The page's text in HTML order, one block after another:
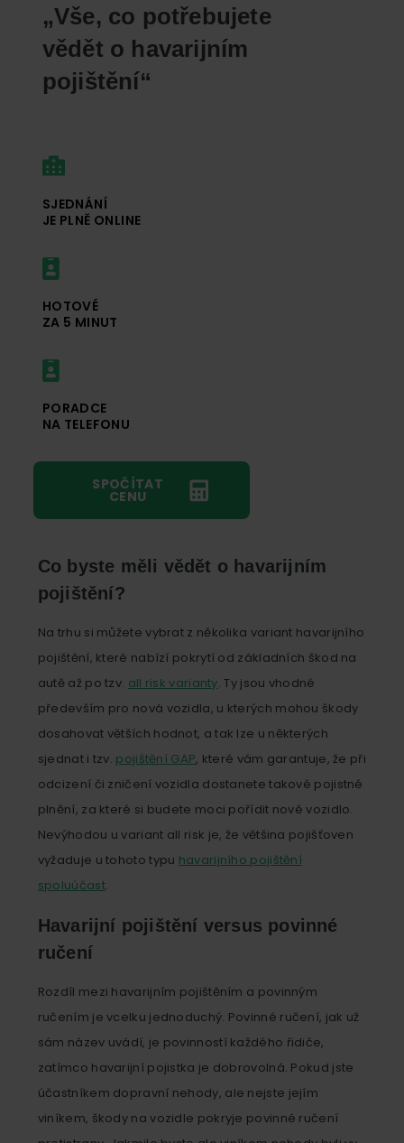
„Vše, co potřebujete
vědět o havarijním
pojištění“
SJEDNÁNÍ
JE PLNĚ ONLINE
HOTOVÉ
ZA 5 MINUT
PORADCE
NA TELEFONU
SPOČÍTAT
CENU
Co byste měli vědět o havarijním
pojištění?
Na trhu si můžete vybrat z několika variant havarijního
pojištění, které nabízí pokrytí od základních škod na
autě až po tzv. all risk varianty. Ty jsou vhodné
především pro nová vozidla, u kterých mohou škody
dosahovat větších hodnot, a tak lze u některých
sjednat i tzv. pojištění GAP, které vám garantuje, že při
odcizení či zničení vozidla dostanete takové pojistné
plnění, za které si budete moci pořídit nové vozidlo.
Nevýhodou u variant all risk je, že většina pojišťoven
vyžaduje u tohoto typu havarijního pojištění
spoluúčast.
Havarijní pojištění versus povinné
ručení
Rozdíl mezi havarijním pojištěním a povinným
ručením je vcelku jednoduchý. Povinné ručení, jak už
sám název uvádí, je povinností každého řidiče,
zatímco havarijní pojistka je dobrovolná. Pokud jste
účastníkem dopravní nehody, ale nejste jejím
viníkem, škody na vozidle pokryje povinné ručení